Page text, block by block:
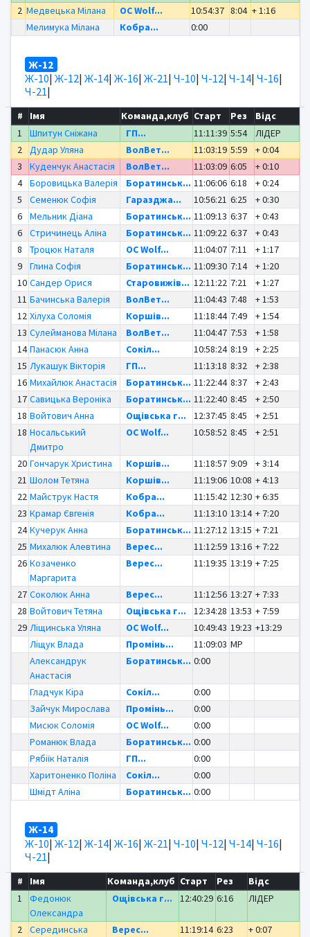
2 Медвецька Мілана OC Wolf... 10:54:37 8:04 + 1:16
Мелимука Мілана
Кобра... 0:00
Ж-12
Ж-10| Ж-12| Ж-14| Ж-16| Ж-21| Ч-10| Ч-12| Ч-14| Ч-16|
Ч-21|
# Імя Команда,клуб Старт Рез
Відс
1
Шпитун Сніжана ГП... 11:11:39 5:54
ЛІДЕР
2
Дудар Уляна ВолВет... 11:03:19 5:59
+ 0:04
3
Куденчук Анастасія ВолВет... 11:03:09 6:05
+ 0:10
4
Боровицька Валерія Боратинськ... 11:06:06 6:18
+ 0:24
5
Семенюк Софія Гаразджа... 10:56:21 6:25
+ 0:30
6
Мельник Діана Боратинськ... 11:09:13 6:37
+ 0:43
6
Стричинець Аліна Боратинськ... 11:09:22 6:37
+ 0:43
8
Троцюк Наталя OC Wolf... 11:04:07 7:11
+ 1:17
9
Глина Софія Боратинськ... 11:09:30 7:14
+ 1:20
10 Сандер Орися Старовижів... 12:11:22 7:21
+ 1:27
11 Бачинська Валерія ВолВет... 11:04:43 7:48
+ 1:53
12 Хілуха Соломія Коршів... 11:18:44 7:49
+ 1:54
13 Сулейманова Мілана ВолВет... 11:04:47 7:53
+ 1:58
14 Панасюк Анна Сокіл... 10:58:24 8:19
+ 2:25
15 Лукашук Вікторія ГП... 11:13:18 8:32
+ 2:38
16 Михайлюк Анастасія Боратинськ... 11:22:44 8:37
+ 2:43
17 Савицька Вероніка Боратинськ... 11:22:40 8:45
+ 2:50
18 Войтович Анна Ощівська г... 12:37:45 8:45
+ 2:51
18 Носальський
Дмитро
OC Wolf... 10:58:52 8:45 + 2:51
20 Гончарук Христина Коршів... 11:18:57 9:09
+ 3:14
21 Шолом Тетяна Коршів... 11:19:06 10:08 + 4:13
22 Майструк Настя Кобра... 11:15:42 12:30 + 6:35
23 Крамар Євгенія Кобра... 11:13:10 13:14 + 7:20
24 Кучерук Анна Боратинськ... 11:27:12 13:15 + 7:21
25 Михалюк Алевтина Верес... 11:12:59 13:16 + 7:22
26 Козаченко
Маргарита
Верес... 11:19:35 13:19 + 7:25
27 Соколюк Анна Верес... 11:12:56 13:27 + 7:33
28 Войтович Тетяна Ощівська г... 12:34:28 13:53 + 7:59
29 Ліщинська Уляна OC Wolf... 10:49:43 19:23 +13:29
Ліщук Влада
Промінь... 11:09:03 MP
Александрук
Анастасія
Боратинськ... 0:00
Гладчук Кіра Сокіл...
0:00
Зайчук Мирослава
Промінь...
0:00
Мисюк Соломія
OC Wolf...
0:00
Романюк Влада
Боратинськ... 0:00
Рябіїк Наталія
ГП...
0:00
Харитоненко Поліна
Сокіл...
0:00
Шмідт Аліна
Боратинськ... 0:00
Ж-14
Ж-10| Ж-12| Ж-14| Ж-16| Ж-21| Ч-10| Ч-12| Ч-14| Ч-16|
Ч-21|
# Імя Команда,клуб Старт Рез
Відс
1
Федонюк
Олександра
Ощівська г... 12:40:29 6:16 ЛІДЕР
2
Серединська
Верес... 11:19:14 6:23 + 0:07